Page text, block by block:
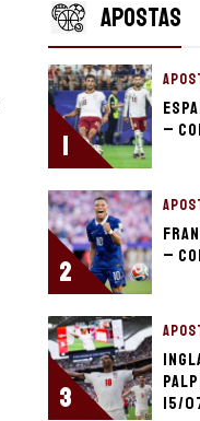
APOSTAS
1
–
2
–
3
15/